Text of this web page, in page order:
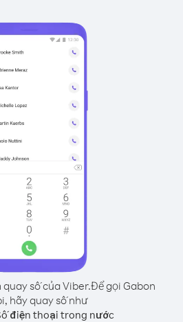
số của Viber.Để gọi Gabon
hãy quay số như
điện thoại trong nước